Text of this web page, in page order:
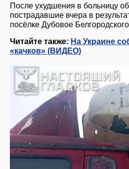
После ухудшения в больницу
пострадавшие вчера в
посёлке Дубовое
Читайте также: На Украине
«качков» (ВИДЕО)